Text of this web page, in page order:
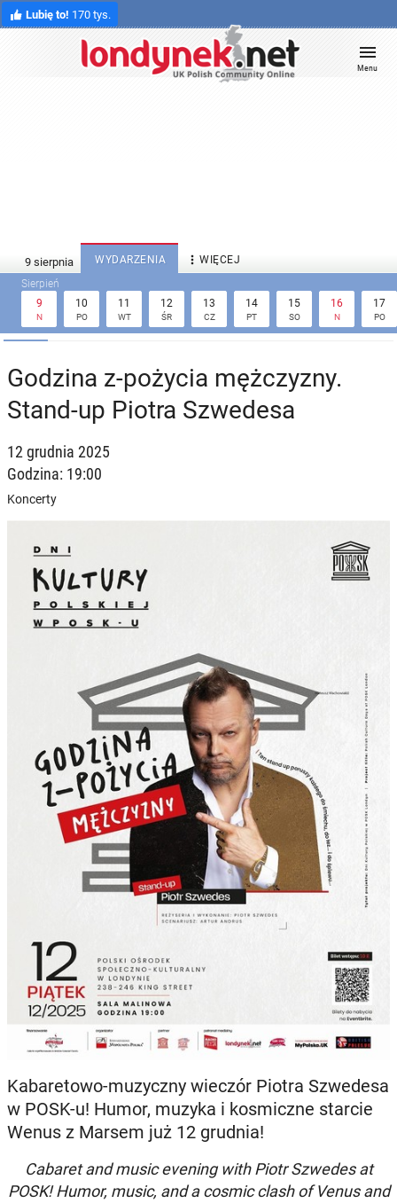
Lubię to! 170 tys.
Menu
WYDARZENIA  WIĘCEJ
9
N
10
PO
11
WT
12
ŚR
13
CZ
14
PT
15
SO
16
N
17
PO
Godzina z-pożycia mężczyzny.
Stand-up Piotra Szwedesa
12 grudnia 2025
Godzina: 19:00
Koncerty
Kabaretowo-muzyczny wieczór Piotra Szwedesa
w POSK-u! Humor, muzyka i kosmiczne starcie
Wenus z Marsem już 12 grudnia!
Cabaret and music evening with Piotr Szwedes at
POSK! Humor, music, and a cosmic clash of Venus and